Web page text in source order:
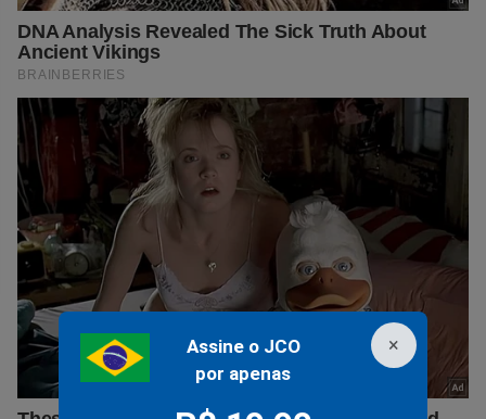
×
Assine o JCO
por apenas